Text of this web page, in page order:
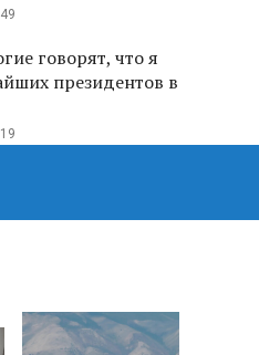
говорят, что я
президентов в